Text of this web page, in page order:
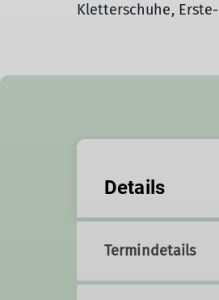
Kletterschuhe,
Details
Termindetails